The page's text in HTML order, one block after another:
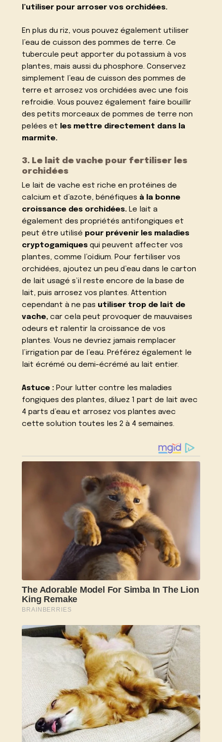
l’utiliser pour arroser vos orchidées.
En plus du riz, vous pouvez également utiliser
l’eau de cuisson des pommes de terre. Ce
tubercule peut apporter du potassium à vos
plantes, mais aussi du phosphore. Conservez
simplement l’eau de cuisson des pommes de
terre et arrosez vos orchidées avec une fois
refroidie. Vous pouvez également faire bouillir
des petits morceaux de pommes de terre non
pelées et les mettre directement dans la
marmite.
3. Le lait de vache pour fertiliser les
orchidées
Le lait de vache est riche en protéines de
calcium et d’azote, bénéfiques à la bonne
croissance des orchidées. Le lait a
également des propriétés antifongiques et
peut être utilisé pour prévenir les maladies
cryptogamiques qui peuvent affecter vos
plantes, comme l’oïdium. Pour fertiliser vos
orchidées, ajoutez un peu d’eau dans le carton
de lait usagé s’il reste encore de la base de
lait, puis arrosez vos plantes. Attention
cependant à ne pas utiliser trop de lait de
vache, car cela peut provoquer de mauvaises
odeurs et ralentir la croissance de vos
plantes. Vous ne devriez jamais remplacer
l’irrigation par de l’eau. Préférez également le
lait écrémé ou demi-écrémé au lait entier.
Astuce : Pour lutter contre les maladies
fongiques des plantes, diluez 1 part de lait avec
4 parts d’eau et arrosez vos plantes avec
cette solution toutes les 2 à 4 semaines.